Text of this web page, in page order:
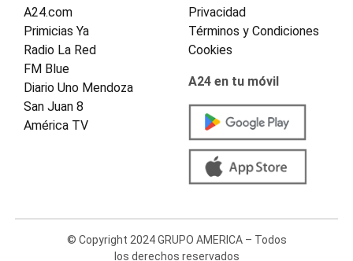
A24.com
Primicias Ya
Radio La Red
FM Blue
Diario Uno Mendoza
San Juan 8
América TV
Privacidad
Términos y Condiciones
Cookies
A24 en tu móvil
© Copyright 2024 GRUPO AMERICA – Todos
los derechos reservados